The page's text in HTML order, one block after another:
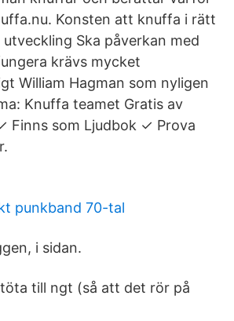
Konsten att knuffa i rätt
Ska påverkan med
krävs mycket
William Hagman som nyligen
Knuffa teamet Gratis av
Finns som Ljudbok ✓ Prova
punkband 70-tal
i sidan.
till ngt (så att det rör på